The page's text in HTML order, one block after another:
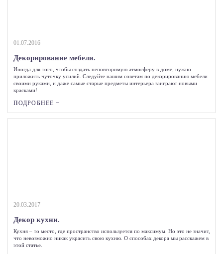
01.07.2016
Декорирование мебели.
Иногда для того, чтобы создать неповторимую атмосферу в доме, нужно
приложить чуточку усилий. Следуйте нашим советам по декорированию мебели
своими руками, и даже самые старые предметы интерьера заиграют новыми
красками!
ПОДРОБНЕЕ
20.03.2017
Декор кухни.
Кухня – то место, где пространство используется по максимум. Но это не значит,
что невозможно никак украсить свою кухню. О способах декора мы расскажем в
этой статье.